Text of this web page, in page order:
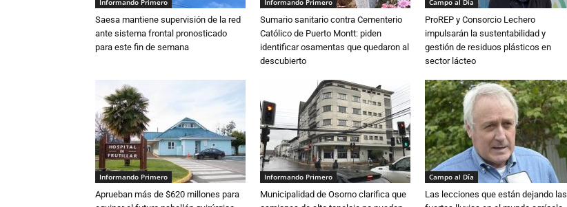
Informando Primero
Saesa mantiene supervisión de la red
ante sistema frontal pronosticado
para este fin de semana
Informando Primero
Sumario sanitario contra Cementerio
Católico de Puerto Montt: piden
identificar osamentas que quedaron al
descubierto
Campo al Día
ProREP y Consorcio Lechero
impulsarán la sustentabilidad y
gestión de residuos plásticos en
sector lácteo
Informando Primero
Aprueban más de $620 millones para
Informando Primero
Municipalidad de Osorno clarifica que
Campo al Día
Las lecciones que están dejando las